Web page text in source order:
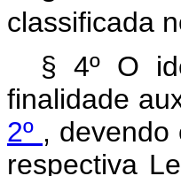
classificada
§ 4º O
finalidade
2º ,
respectiva